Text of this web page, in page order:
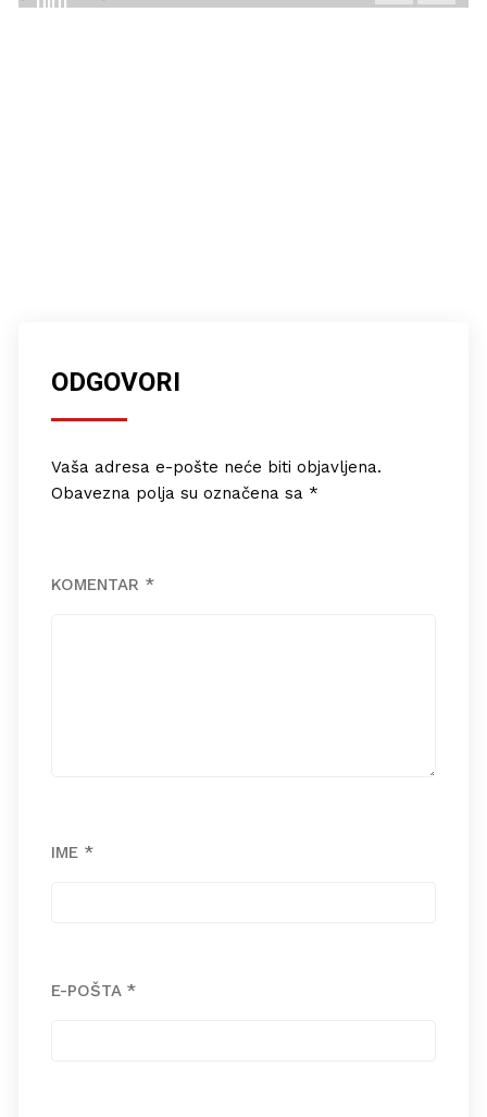
ODGOVORI
Vaša adresa e-pošte neće biti objavljena.
Obavezna polja su označena sa *
KOMENTAR *
IME *
E-POŠTA *